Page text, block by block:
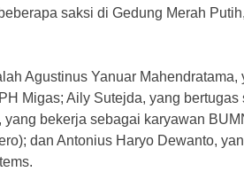
saksi di Gedung Merah
Agustinus Yanuar Mahendratama,
Migas; Aily Sutejda, yang bertugas
bekerja sebagai karyawan
dan Antonius Haryo Dewanto,